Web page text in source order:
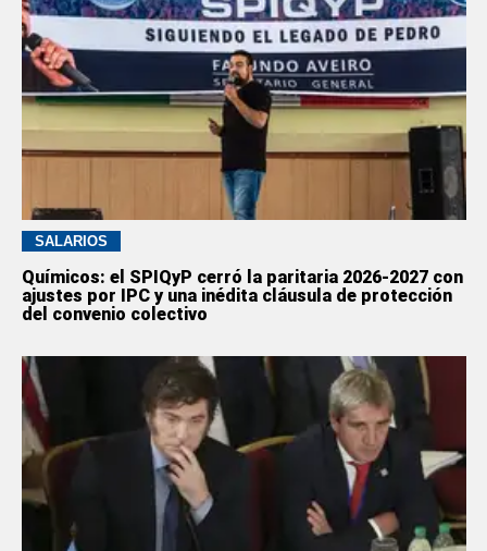
SALARIOS
Químicos: el SPIQyP cerró la paritaria 2026-2027 con
ajustes por IPC y una inédita cláusula de protección
del convenio colectivo